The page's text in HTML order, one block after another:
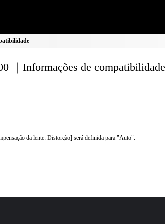
｜Informações de compatibilidade
da lente: Distorção] será definida para "Auto".